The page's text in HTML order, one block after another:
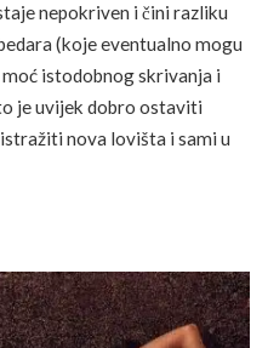
nepokriven i čini razliku
(koje eventualno mogu
istodobnog skrivanja i
je uvijek dobro ostaviti
nova lovišta i sami u